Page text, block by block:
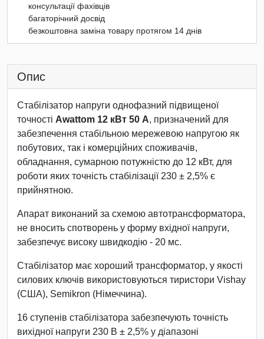
консультації фахівців
багаторічний досвід
безкоштовна заміна товару протягом 14 днів
Опис
Стабілізатор напруги однофазний підвищеної
точності Awattom 12 кВт 50 А, призначений для
забезпечення стабільною мережевою напругою як
побутових, так і комерційних споживачів,
обладнання, сумарною потужністю до 12 кВт, для
роботи яких точність стабілізації 230 ± 2,5% є
прийнятною.
Апарат виконаний за схемою автотрансформатора,
не вносить спотворень у форму вхідної напруги,
забезпечує високу швидкодію - 20 мс.
Стабілізатор має хороший трансформатор, у якості
силових ключів використовуються тиристори Vishay
(США), Semikron (Німеччина).
16 ступенів стабілізатора забезпечують точність
вихідної напруги 230 В ± 2,5% у діапазоні